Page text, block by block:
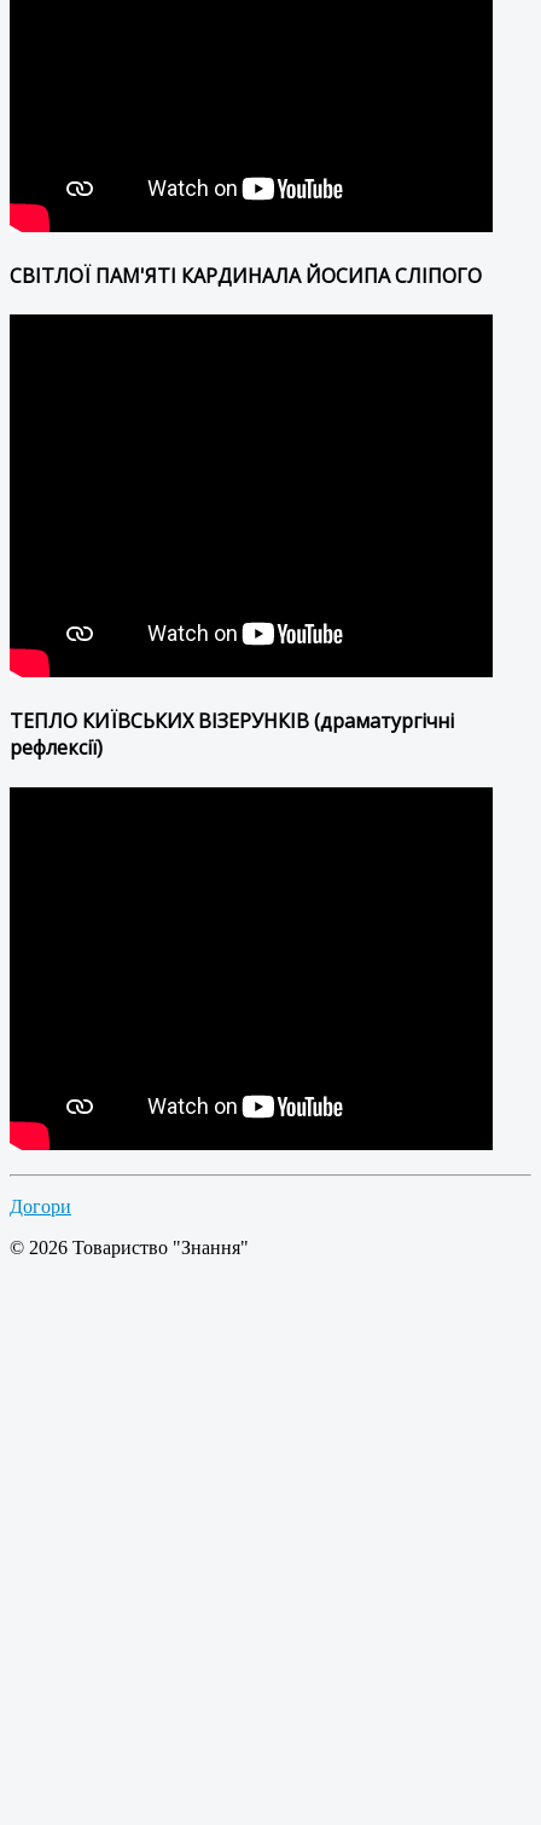
СВІТЛОЇ ПАМ'ЯТІ КАРДИНАЛА ЙОСИПА СЛІПОГО
ТЕПЛО КИЇВСЬКИХ ВІЗЕРУНКІВ (драматургічні
рефлексії)
Догори
© 2026 Товариство "Знання"